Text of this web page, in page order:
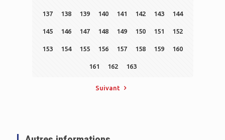
137 138 139 140 141 142 143 144
145 146 147 148 149 150 151 152
153 154 155 156 157 158 159 160
161 162 163
Suivant